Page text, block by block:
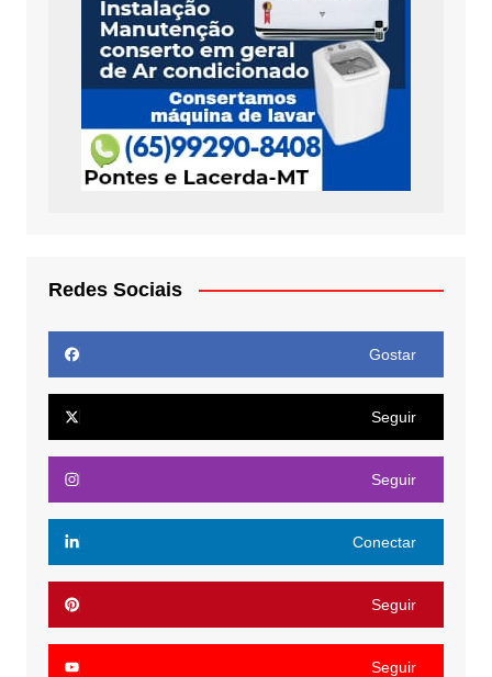
Redes Sociais
Gostar
Seguir
Seguir
Conectar
Seguir
Seguir